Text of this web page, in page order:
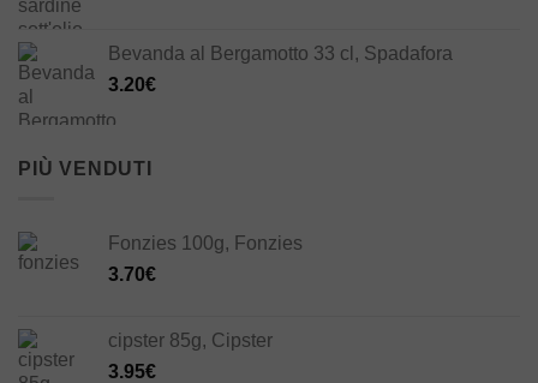
era:
è:
Bevanda al Bergamotto 33 cl, Spadafora
3.20€
PIÙ VENDUTI
Fonzies 100g, Fonzies
3.70€
cipster 85g, Cipster
3.95€